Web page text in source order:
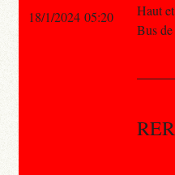
Haut
Bus
18/1/2024 05:20